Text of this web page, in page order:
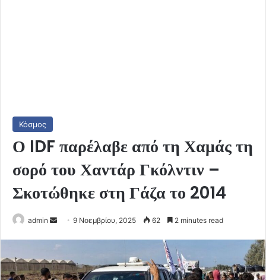
Κόσμος
Ο IDF παρέλαβε από τη Χαμάς τη
σορό του Χαντάρ Γκόλντιν –
Σκοτώθηκε στη Γάζα το 2014
admin
Send9 Νοεμβρίου, 2025 62 2 minutes read